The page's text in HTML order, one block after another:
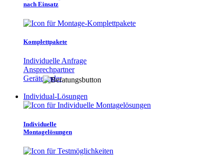
nach Einsatz
Komplettpakete
Individuelle Anfrage
Ansprechpartner
Gerätefinder
Individual-Lösungen
Individuelle
Montagelösungen